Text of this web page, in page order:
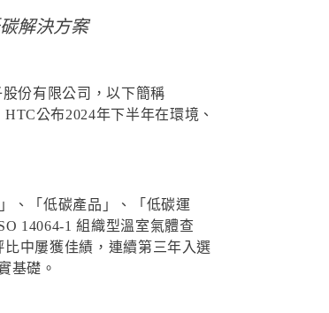
解決方案
份有限公司，以下簡稱
公布2024年下半年在環境、
、「低碳產品」、「低碳運
14064-1 組織型溫室氣體查
中屢獲佳績，連續第三年入選
基礎。